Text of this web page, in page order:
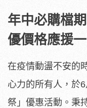
年中必購檔
優價格應援
在疫情動盪不安的
心力的所有人，於
祭」優惠活動。秉